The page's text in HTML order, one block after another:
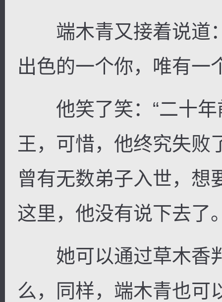
端木青又接着说道：
出色的一个你，唯有一
他笑了笑：“二十年
王，可惜，他终究失败
曾有无数弟子入世，想
这里，他没有说下去了
她可以通过草木香
么，同样，端木青也可